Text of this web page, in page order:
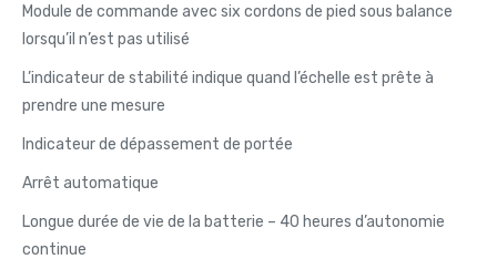
Module de commande avec six cordons de pied sous balance
lorsqu’il n’est pas utilisé
L’indicateur de stabilité indique quand l’échelle est prête à
prendre une mesure
Indicateur de dépassement de portée
Arrêt automatique
Longue durée de vie de la batterie – 40 heures d’autonomie
continue